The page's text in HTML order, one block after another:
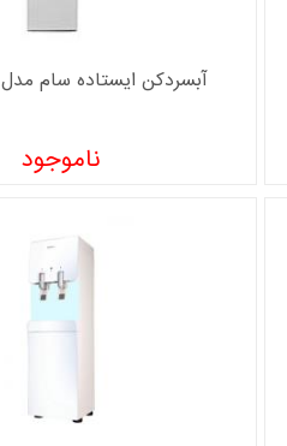
آبسردکن ایستاده سام مدل WD-SF761
ناموجود